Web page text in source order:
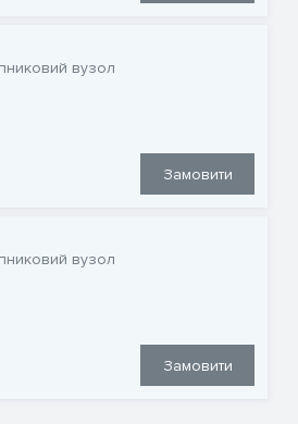
вузол
Замовити
вузол
Замовити